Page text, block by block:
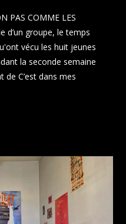
PAS COMME LES
d’un groupe, le temps
vécu les huit jeunes
la seconde semaine
de C’est dans mes